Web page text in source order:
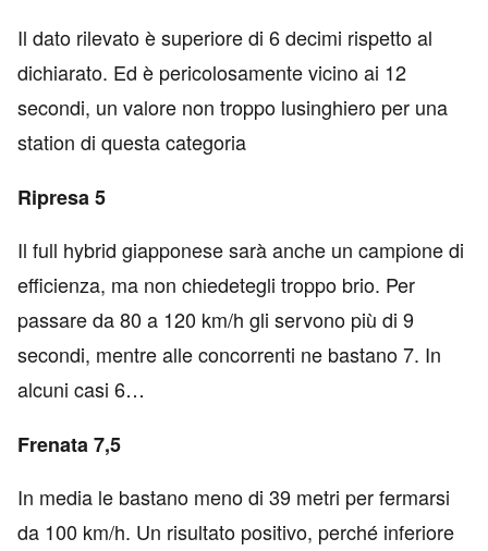
Il dato rilevato è superiore di 6 decimi rispetto al
dichiarato. Ed è pericolosamente vicino ai 12
secondi, un valore non troppo lusinghiero per una
station di questa categoria
Ripresa 5
Il full hybrid giapponese sarà anche un campione di
efficienza, ma non chiedetegli troppo brio. Per
passare da 80 a 120 km/h gli servono più di 9
secondi, mentre alle concorrenti ne bastano 7. In
alcuni casi 6…
Frenata 7,5
In media le bastano meno di 39 metri per fermarsi
da 100 km/h. Un risultato positivo, perché inferiore